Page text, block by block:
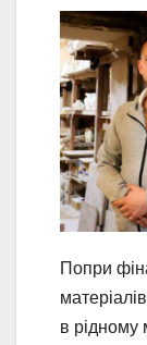
Попри
в рідному